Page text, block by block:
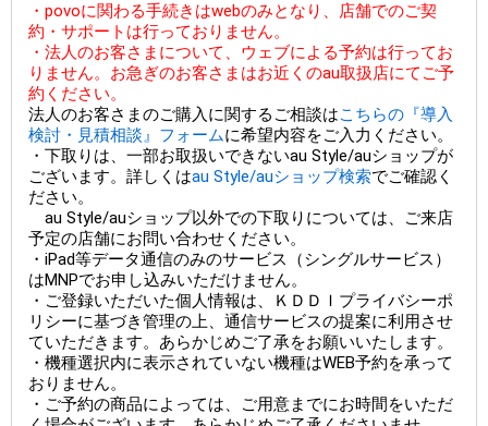
・povoに関わる手続きはwebのみとなり、店舗でのご契
約・サポートは行っておりません。
・法人のお客さまについて、ウェブによる予約は行ってお
りません。お急ぎのお客さまはお近くのau取扱店にてご予
約ください。
法人のお客さまのご購入に関するご相談はこちらの『導入
検討・見積相談』フォームに希望内容をご入力ください。
・下取りは、一部お取扱いできないau Style/auショップが
ございます。詳しくはau Style/auショップ検索でご確認く
ださい。
au Style/auショップ以外での下取りについては、ご来店
予定の店舗にお問い合わせください。
・iPad等データ通信のみのサービス（シングルサービス）
はMNPでお申し込みいただけません。
・ご登録いただいた個人情報は、ＫＤＤＩプライバシーポ
リシーに基づき管理の上、通信サービスの提案に利用させ
ていただきます。あらかじめご了承をお願いいたします。
・機種選択内に表示されていない機種はWEB予約を承って
おりません。
・ご予約の商品によっては、ご用意までにお時間をいただ